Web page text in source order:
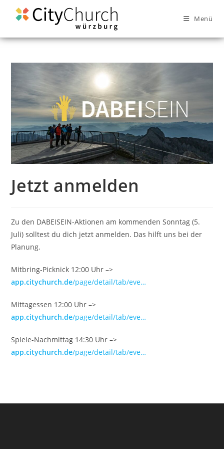
Menü
Jetzt anmelden
Zu den DABEISEIN-Aktionen am kommenden Sonntag (5.
Juli) solltest du dich jetzt anmelden. Das hilft uns bei der
Planung.
Mitbring-Picknick 12:00 Uhr –>
app.citychurch.de/page/detail/tab/eve…
Mittagessen 12:00 Uhr –>
app.citychurch.de/page/detail/tab/eve…
Spiele-Nachmittag 14:30 Uhr –>
app.citychurch.de/page/detail/tab/eve…